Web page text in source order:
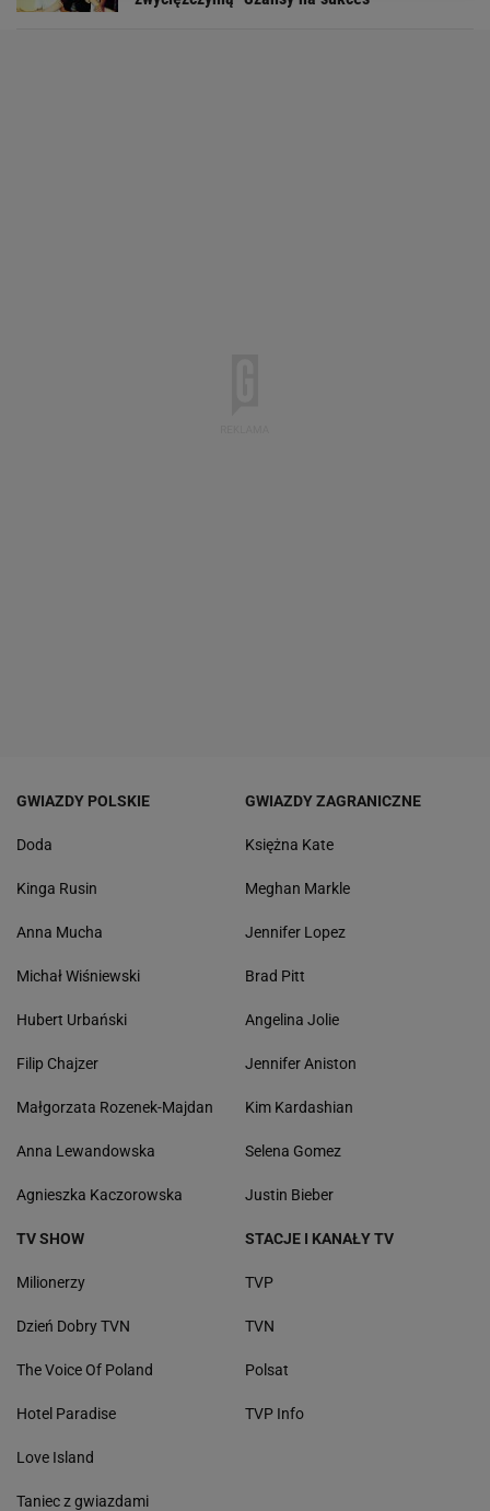
GWIAZDY POLSKIE
Doda
Kinga Rusin
Anna Mucha
Michał Wiśniewski
Hubert Urbański
Filip Chajzer
Małgorzata Rozenek-Majdan
Anna Lewandowska
Agnieszka Kaczorowska
GWIAZDY ZAGRANICZNE
Księżna Kate
Meghan Markle
Jennifer Lopez
Brad Pitt
Angelina Jolie
Jennifer Aniston
Kim Kardashian
Selena Gomez
Justin Bieber
TV SHOW
Milionerzy
Dzień Dobry TVN
The Voice Of Poland
Hotel Paradise
Love Island
Taniec z gwiazdami
STACJE I KANAŁY TV
TVP
TVN
Polsat
TVP Info